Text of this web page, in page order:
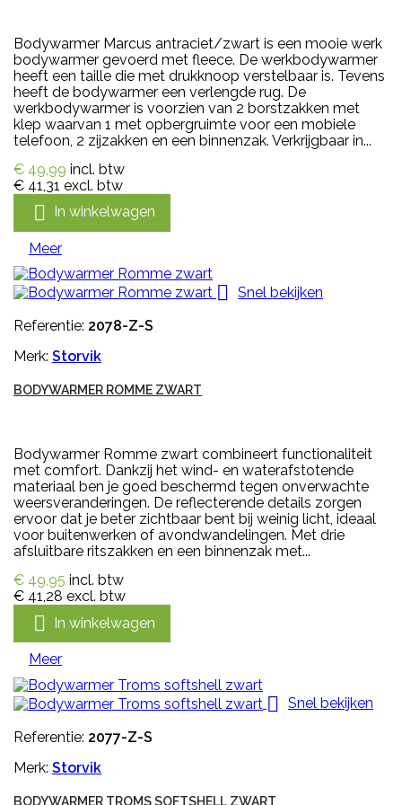
Bodywarmer Marcus antraciet/zwart is een mooie werk
bodywarmer gevoerd met fleece. De werkbodywarmer
heeft een taille die met drukknoop verstelbaar is. Tevens
heeft de bodywarmer een verlengde rug. De
werkbodywarmer is voorzien van 2 borstzakken met
klep waarvan 1 met opbergruimte voor een mobiele
telefoon, 2 zijzakken en een binnenzak. Verkrijgbaar in...
€ 49,99 incl. btw
€ 41,31 excl. btw
 In winkelwagen
Meer

Snel bekijken
Referentie: 2078-Z-S
Merk: Storvik
BODYWARMER ROMME ZWART
Bodywarmer Romme zwart combineert functionaliteit
met comfort. Dankzij het wind- en waterafstotende
materiaal ben je goed beschermd tegen onverwachte
weersveranderingen. De reflecterende details zorgen
ervoor dat je beter zichtbaar bent bij weinig licht, ideaal
voor buitenwerken of avondwandelingen. Met drie
afsluitbare ritszakken en een binnenzak met...
€ 49,95 incl. btw
€ 41,28 excl. btw
 In winkelwagen
Meer

Snel bekijken
Referentie: 2077-Z-S
Merk: Storvik
BODYWARMER TROMS SOFTSHELL ZWART